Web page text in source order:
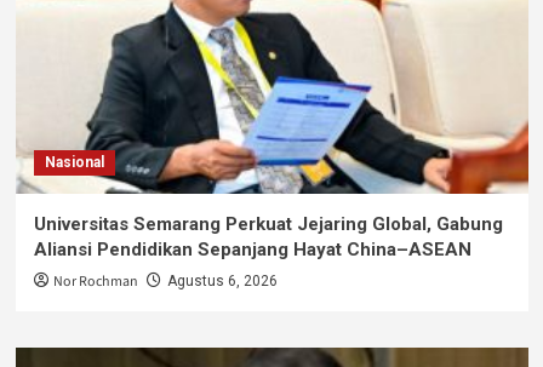
Nasional
Universitas Semarang Perkuat Jejaring Global, Gabung
Aliansi Pendidikan Sepanjang Hayat China–ASEAN
Nor Rochman Agustus 6, 2026